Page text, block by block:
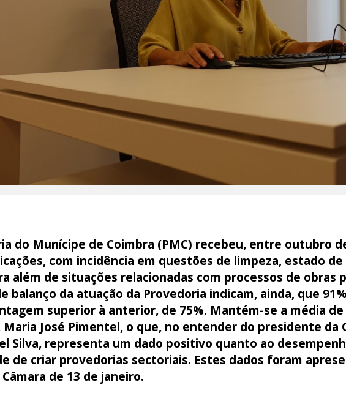
do Munícipe de Coimbra (PMC) recebeu, entre outubro
com incidência em questões de limpeza, estado
além de situações relacionadas com processos de obras
balanço da atuação da Provedoria indicam, ainda, que
superior à anterior, de 75%. Mantém-se a média
Maria José Pimentel, o que, no entender do presidente da
Silva, representa um dado positivo quanto ao
de criar provedorias sectoriais. Estes dados foram
de 13 de janeiro.